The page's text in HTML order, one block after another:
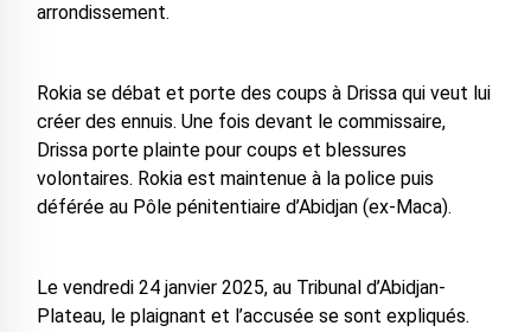
arrondissement.
Rokia se débat et porte des coups à Drissa qui veut lui
créer des ennuis. Une fois devant le commissaire,
Drissa porte plainte pour coups et blessures
volontaires. Rokia est maintenue à la police puis
déférée au Pôle pénitentiaire d’Abidjan (ex-Maca).
Le vendredi 24 janvier 2025, au Tribunal d’Abidjan-
Plateau, le plaignant et l’accusée se sont expliqués.